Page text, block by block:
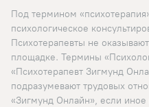
Под термином
психологическое
Психотерапевты не
площадке. Термины
«Психотерапевт Зигмунд
подразумевают трудовых
«Зигмунд Онлайн», если иное